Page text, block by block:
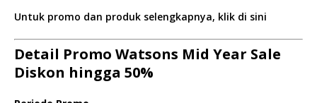
Untuk promo dan produk selengkapnya, klik di sini
Detail Promo Watsons Mid Year Sale
Diskon hingga 50%